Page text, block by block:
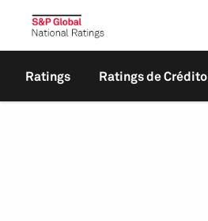
Ratings Ratings de Crédito